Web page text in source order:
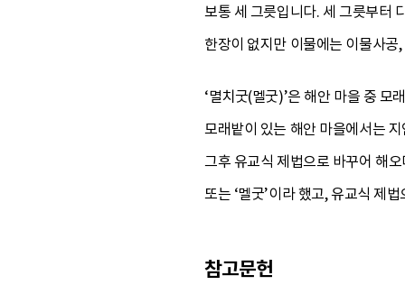
보통 세 그릇입니다. 세 그릇부터
한장이 없지만 이물에는 이물사
‘멸치굿(멜굿)’은 해안 마을 중 모
모래밭이 있는 해안 마을에서는
그후 유교식 제법으로 바꾸어 해
또는 ‘멜굿’이라 했고, 유교식 제
참고문헌